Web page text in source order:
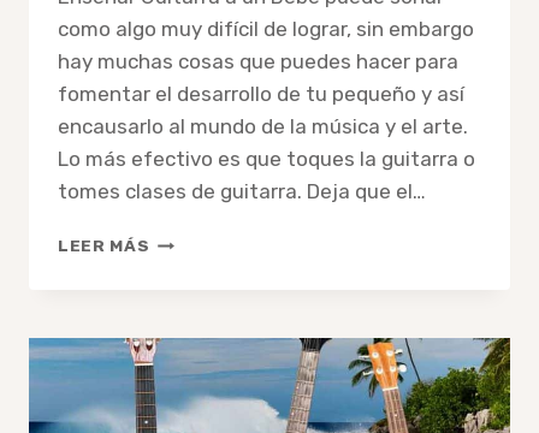
como algo muy difícil de lograr, sin embargo
hay muchas cosas que puedes hacer para
fomentar el desarrollo de tu pequeño y así
encausarlo al mundo de la música y el arte.
Lo más efectivo es que toques la guitarra o
tomes clases de guitarra. Deja que el…
LEER MÁS COMO
UN
BEBÉ